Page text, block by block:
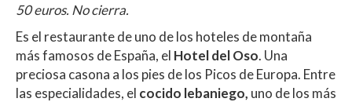
50 euros. No cierra.
Es el restaurante de uno de los hoteles de montaña
más famosos de España, el Hotel del Oso. Una
preciosa casona a los pies de los Picos de Europa. Entre
las especialidades, el cocido lebaniego, uno de los más